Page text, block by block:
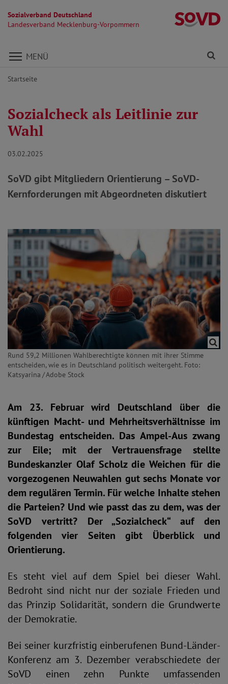
Sozialverband Deutschland
Landesverband Mecklenburg-Vorpommern
Direkt zu den Inhalten springen
MENÜ
Startseite
Sozialcheck als Leitlinie zur
Wahl
03.02.2025
SoVD gibt Mitgliedern Orientierung – SoVD-
Kernforderungen mit Abgeordneten diskutiert
Rund 59,2 Millionen Wahlberechtigte können mit ihrer Stimme
entscheiden, wie es in Deutschland politisch weitergeht. Foto:
Katsyarina / Adobe Stock
Am 23. Februar wird Deutschland über die
künftigen Macht- und Mehrheitsverhältnisse im
Bundestag entscheiden. Das Ampel-Aus zwang
zur Eile; mit der Vertrauensfrage stellte
Bundeskanzler Olaf Scholz die Weichen für die
vorgezogenen Neuwahlen gut sechs Monate vor
dem regulären Termin. Für welche Inhalte stehen
die Parteien? Und wie passt das zu dem, was der
SoVD vertritt? Der „Sozialcheck“ auf den
folgenden vier Seiten gibt Überblick und
Orientierung.
Es steht viel auf dem Spiel bei dieser Wahl.
Bedroht sind nicht nur der soziale Frieden und
das Prinzip Solidarität, sondern die Grundwerte
der Demokratie.
Bei seiner kurzfristig einberufenen Bund-Länder-
Konferenz am 3. Dezember verabschiedete der
SoVD einen zehn Punkte umfassenden